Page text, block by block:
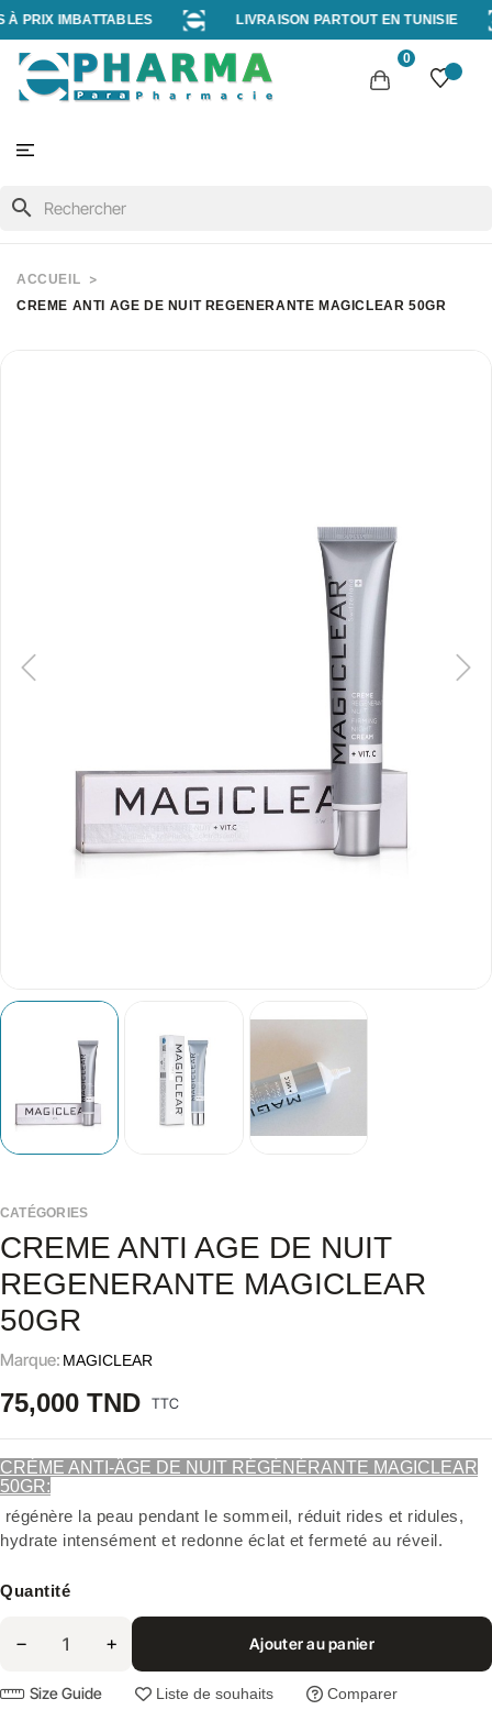
IMBATTABLES LIVRAISON PARTOUT EN TUNISIE
0
search
ACCUEIL
CREME ANTI AGE DE NUIT REGENERANTE MAGICLEAR 50GR
CATÉGORIES
CREME ANTI AGE DE NUIT
REGENERANTE MAGICLEAR
50GR
Marque: MAGICLEAR
75,000 TND TTC
CRÈME ANTI-ÂGE DE NUIT RÉGÉNÉRANTE MAGICLEAR
50GR:
régénère la peau pendant le sommeil, réduit rides et ridules,
hydrate intensément et redonne éclat et fermeté au réveil.
Quantité
Ajouter au panier
Size Guide Liste de souhaits Comparer